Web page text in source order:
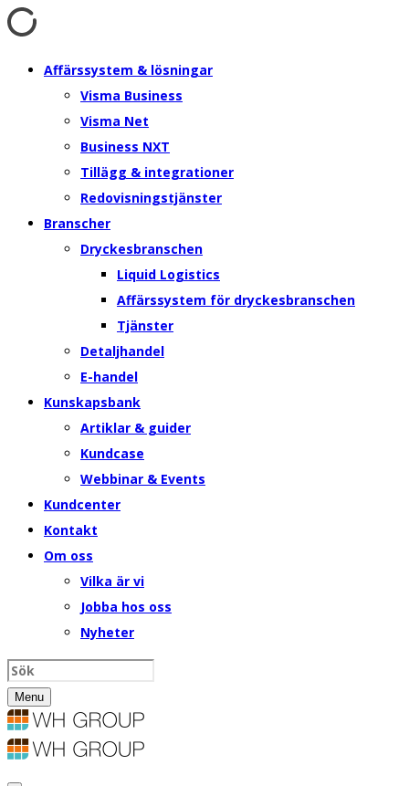
Affärssystem & lösningar
Visma Business
Visma Net
Business NXT
Tillägg & integrationer
Redovisningstjänster
Branscher
Dryckesbranschen
Liquid Logistics
Affärssystem för dryckesbranschen
Tjänster
Detaljhandel
E-handel
Kunskapsbank
Artiklar & guider
Kundcase
Webbinar & Events
Kundcenter
Kontakt
Om oss
Vilka är vi
Jobba hos oss
Nyheter
Menu